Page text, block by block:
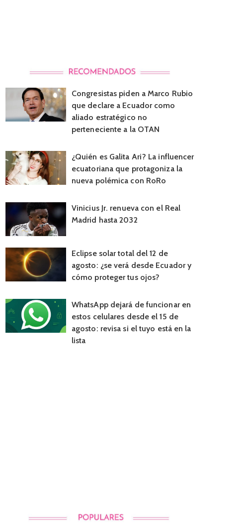
Congresistas piden a Marco Rubio
que declare a Ecuador como
aliado estratégico no
perteneciente a la OTAN
¿Quién es Galita Ari? La influencer
ecuatoriana que protagoniza la
nueva polémica con RoRo
Vinicius Jr. renueva con el Real
Madrid hasta 2032
Eclipse solar total del 12 de
agosto: ¿se verá desde Ecuador y
cómo proteger tus ojos?
WhatsApp dejará de funcionar en
estos celulares desde el 15 de
agosto: revisa si el tuyo está en la
lista